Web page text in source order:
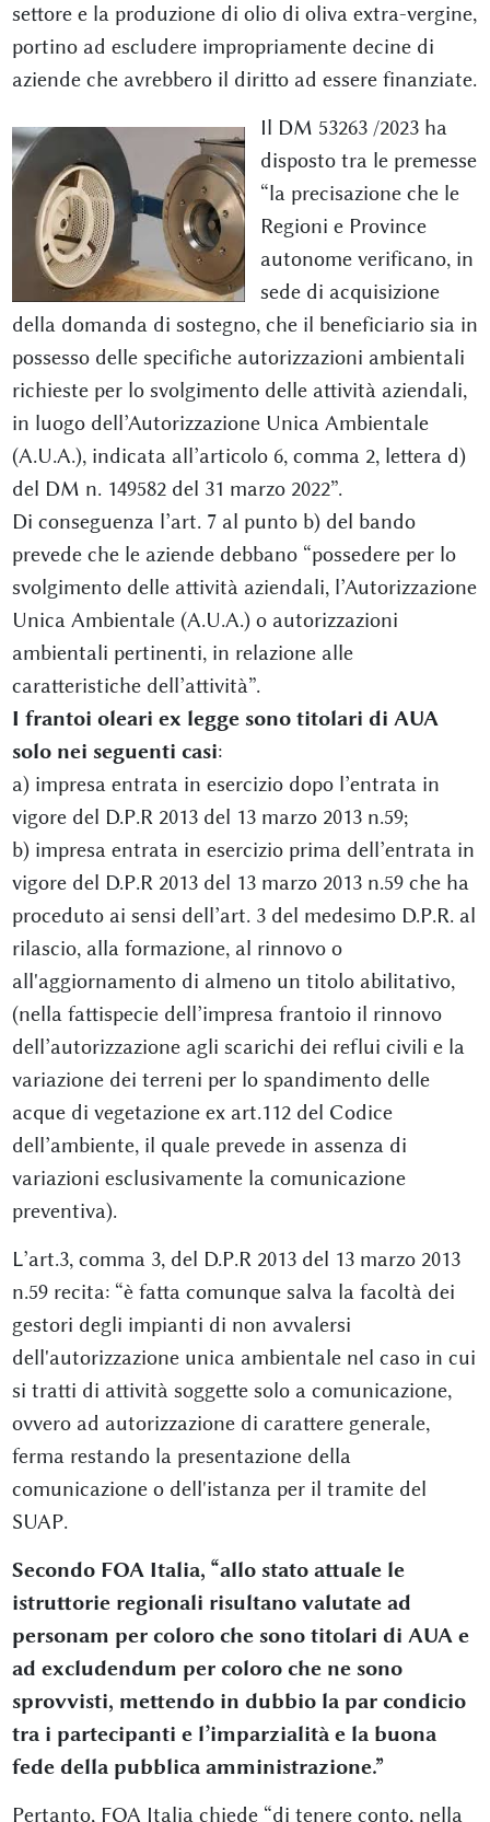
settore e la produzione di olio di oliva extra-vergine,
portino ad escludere impropriamente decine di
aziende che avrebbero il diritto ad essere finanziate.
Il DM 53263 /2023 ha
disposto tra le premesse
“la precisazione che le
Regioni e Province
autonome verificano, in
sede di acquisizione
della domanda di sostegno, che il beneficiario sia in
possesso delle specifiche autorizzazioni ambientali
richieste per lo svolgimento delle attività aziendali,
in luogo dell’Autorizzazione Unica Ambientale
(A.U.A.), indicata all’articolo 6, comma 2, lettera d)
del DM n. 149582 del 31 marzo 2022”.
Di conseguenza l’art. 7 al punto b) del bando
prevede che le aziende debbano “possedere per lo
svolgimento delle attività aziendali, l’Autorizzazione
Unica Ambientale (A.U.A.) o autorizzazioni
ambientali pertinenti, in relazione alle
caratteristiche dell’attività”.
I frantoi oleari ex legge sono titolari di AUA
solo nei seguenti casi:
a) impresa entrata in esercizio dopo l’entrata in
vigore del D.P.R 2013 del 13 marzo 2013 n.59;
b) impresa entrata in esercizio prima dell’entrata in
vigore del D.P.R 2013 del 13 marzo 2013 n.59 che ha
proceduto ai sensi dell’art. 3 del medesimo D.P.R. al
rilascio, alla formazione, al rinnovo o
all'aggiornamento di almeno un titolo abilitativo,
(nella fattispecie dell’impresa frantoio il rinnovo
dell’autorizzazione agli scarichi dei reflui civili e la
variazione dei terreni per lo spandimento delle
acque di vegetazione ex art.112 del Codice
dell’ambiente, il quale prevede in assenza di
variazioni esclusivamente la comunicazione
preventiva).
L’art.3, comma 3, del D.P.R 2013 del 13 marzo 2013
n.59 recita: “è fatta comunque salva la facoltà dei
gestori degli impianti di non avvalersi
dell'autorizzazione unica ambientale nel caso in cui
si tratti di attività soggette solo a comunicazione,
ovvero ad autorizzazione di carattere generale,
ferma restando la presentazione della
comunicazione o dell'istanza per il tramite del
SUAP.
Secondo FOA Italia, “allo stato attuale le
istruttorie regionali risultano valutate ad
personam per coloro che sono titolari di AUA e
ad excludendum per coloro che ne sono
sprovvisti, mettendo in dubbio la par condicio
tra i partecipanti e l’imparzialità e la buona
fede della pubblica amministrazione.”
Pertanto, FOA Italia chiede “di tenere conto, nella